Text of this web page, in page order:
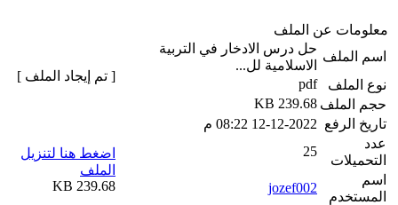
معلومات عن الملف
اسم الملف
حل درس الادخار في التربية
الاسلامية لل...
نوع الملف
pdf
حجم الملف 239.68 KB
تاريخ الرفع 12-12-2022 08:22 م
عدد
التحميلات
25
اسم
المستخدم
jozef002
[ تم إيجاد الملف ]
اضغط هنا لتنزيل
الملف
239.68 KB